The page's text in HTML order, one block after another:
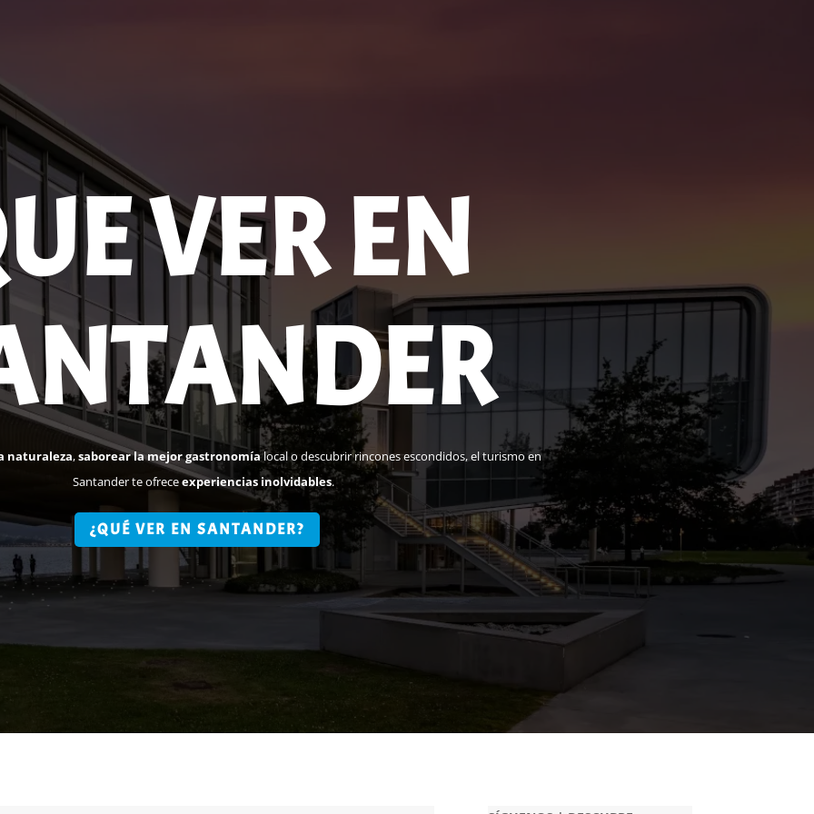
VER EN
naturaleza,saborear la mejor gastronomíalocal o descubrir rincones escondidos, el turismo en
Santander te ofreceexperiencias inolvidables.
¿QUÉ VER EN SANTANDER?